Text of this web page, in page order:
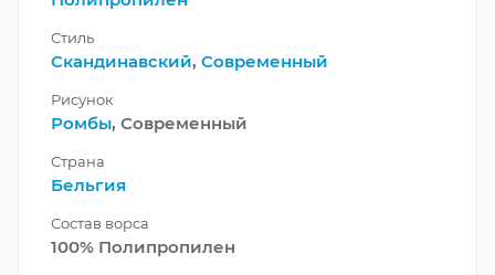
Стиль
Скандинавский, Современный
Рисунок
Ромбы, Современный
Страна
Бельгия
Состав ворса
100% Полипропилен